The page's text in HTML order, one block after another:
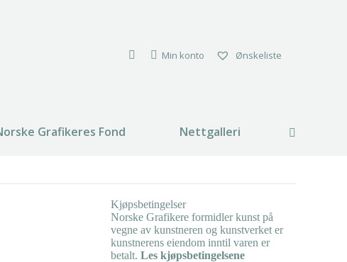
Min konto Ønskeliste
Grafikeres Fond Nettgalleri Search:
Kjøpsbetingelser
Norske Grafikere formidler kunst på
vegne av kunstneren og kunstverket er
kunstnerens eiendom inntil varen er
betalt. Les kjøpsbetingelsene